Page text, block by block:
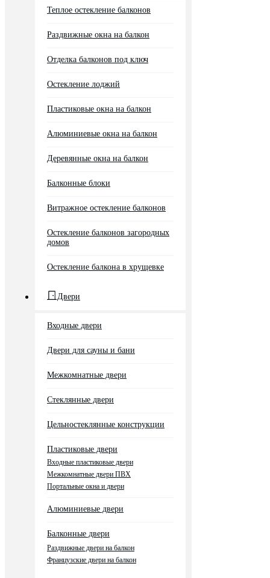
Теплое остекление балконов
Раздвижные окна на балкон
Отделка балконов под ключ
Остекление лоджий
Пластиковые окна на балкон
Алюминиевые окна на балкон
Деревянные окна на балкон
Балконные блоки
Витражное остекление балконов
Остекление балконов загородных
домов
Остекление балкона в хрущевке
Двери
Входные двери
Двери для сауны и бани
Межкомнатные двери
Стеклянные двери
Цельностеклянные конструкции
Пластиковые двери
Входные пластиковые двери
Межкомнатные двери ПВХ
Портальные окна и двери
Алюминиевые двери
Балконные двери
Раздвижные двери на балкон
Французские двери на балкон